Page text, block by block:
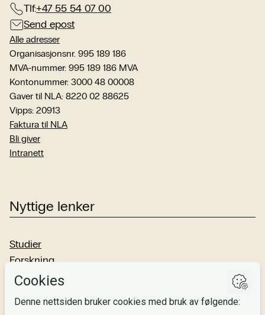
Tlf:+47 55 54 07 00
Send epost
Alle adresser
Organisasjonsnr. 995 189 186
MVA-nummer: 995 189 186 MVA
Kontonummer: 3000 48 00008
Gaver til NLA: 8220 02 88625
Vipps: 20913
Faktura til NLA
Bli giver
Intranett
Nyttige lenker
Studier
Forskning
Om oss